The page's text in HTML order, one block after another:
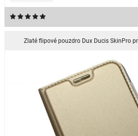
Zlaté flipové pouzdro Dux Ducis SkinPro